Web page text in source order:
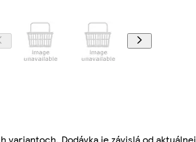
variantoch. Dodávka je závislá od